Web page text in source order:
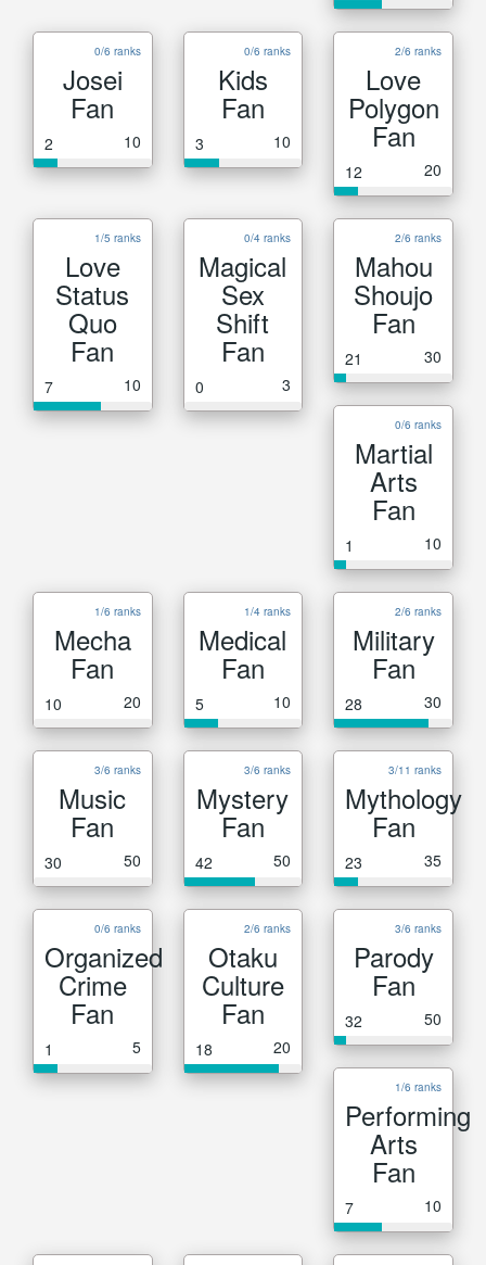
0/6 ranks
Josei
Fan
2 10
0/6 ranks
Kids
Fan
3 10
2/6 ranks
Love
Polygon
Fan
12 20
1/5 ranks
Love
Status
Quo
Fan
7 10
0/4 ranks
Magical
Sex
Shift
Fan
0 3
2/6 ranks
Mahou
Shoujo
Fan
21 30
0/6 ranks
Martial
Arts
Fan
1 10
1/6 ranks
Mecha
Fan
10 20
1/4 ranks
Medical
Fan
5 10
2/6 ranks
Military
Fan
28 30
3/6 ranks
Music
Fan
30 50
3/6 ranks
Mystery
Fan
42 50
3/11 ranks
Mythology
Fan
23 35
0/6 ranks
Organized
Crime
Fan
1 5
2/6 ranks
Otaku
Culture
Fan
18 20
3/6 ranks
Parody
Fan
32 50
1/6 ranks
Performing
Arts
Fan
7 10